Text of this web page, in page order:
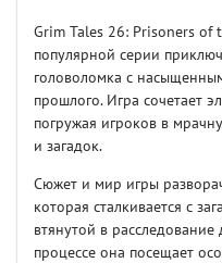
Grim Tales 26: Prisoners of
популярной серии
головоломка с
прошлого. Игра сочетает
погружая игроков в
и загадок.
Сюжет и мир игры
которая сталкивается с
втянутой в
процессе она посещает